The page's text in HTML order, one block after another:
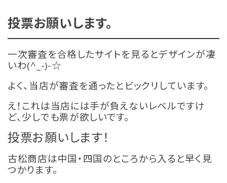
投票お願いします。
一次審査を合格したサイトを見るとデザインが凄
いわ(^_-)-☆
よく、当店が審査を通ったとビックリしています。
え！これは当店には手が負えないレベルですけ
ど、少しでも票が欲しいです。
投票お願いします！
古松商店は中国・四国のところから入ると早く見
つかります。